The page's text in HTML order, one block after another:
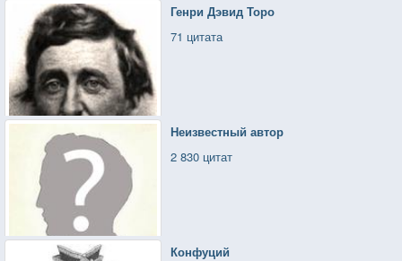
Генри Дэвид Торо
71 цитата
Неизвестный автор
2 830 цитат
Конфуций